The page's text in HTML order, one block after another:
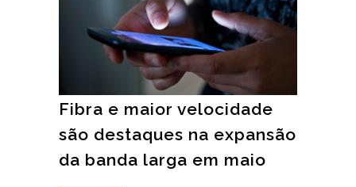
Fibra e maior velocidade
são destaques na expansão
da banda larga em maio